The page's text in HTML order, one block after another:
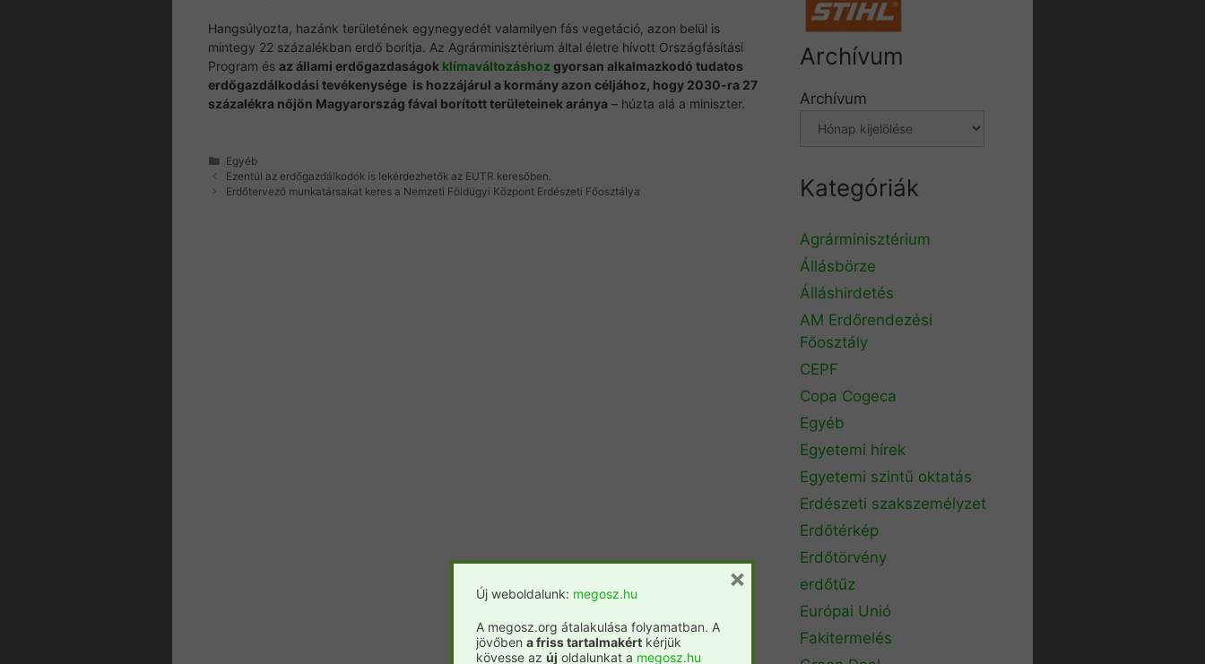
Hangsúlyozta, hazánk területének egynegyedét valamilyen fás vegetáció, azon belül is
mintegy 22 százalékban erdő borítja. Az Agrárminisztérium által életre hívott Országfásítási
Program és az állami erdőgazdaságok klímaváltozáshoz gyorsan alkalmazkodó tudatos
erdőgazdálkodási tevékenysége is hozzájárul a kormány azon céljához, hogy 2030-ra 27
százalékra nőjön Magyarország fával borított területeinek aránya – húzta alá a miniszter.
Kategória
Egyéb
Ezentúl az erdőgazdálkodók is lekérdezhetők az EUTR keresőben.
Erdőtervező munkatársakat keres a Nemzeti Földügyi Központ Erdészeti Főosztálya
Archívum
Archívum
Kategóriák
Agrárminisztérium
Állásbörze
Álláshirdetés
AM Erdőrendezési
Főosztály
CEPF
Copa Cogeca
Egyéb
Egyetemi hírek
Egyetemi szintű oktatás
Erdészeti szakszemélyzet
Erdőtérkép
Erdőtörvény
erdőtűz
Európai Unió
Fakitermelés
Új weboldalunk: megosz.hu
A megosz.org átalakulása folyamatban. A
jövőben a friss tartalmakért kérjük
kövesse az új oldalunkat a megosz.hu
×